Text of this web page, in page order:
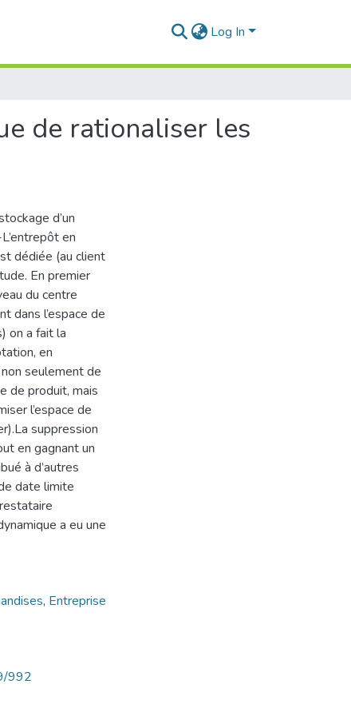
Log In
de rationaliser les
d’un
en
dédiée (au client
En premier
du centre
dans l’espace de
on a fait la
en
seulement de
de produit, mais
l’espace de
suppression
en gagnant un
à d’autres
date limite
a eu une
, Entreprise
992